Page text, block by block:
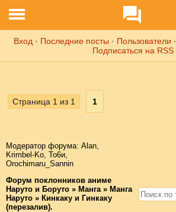
Вход · Последние посты · Пользователи ·
Подписаться на RSS
Страница 1 из 1 1
Модератор форума: Аlаn,
Krimbel-Ko, То6и,
Orochimaru_Sannin
Форум поклонников аниме
Наруто и Боруто » Манга » Манга
Наруто » Кинкаку и Гинкаку
(перезалив).